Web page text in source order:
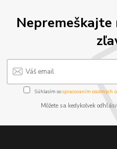
Nepremeškajte
Súhlasím sospracovaním osobných
Môžete sa kedykoľvek